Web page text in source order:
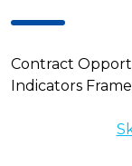
Contract
Indicators